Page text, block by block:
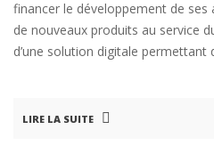
financer le développement de
de nouveaux produits au service
d’une solution digitale permettant
LIRE LA SUITE